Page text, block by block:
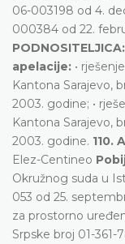
06-003198 od 4.
000384 od 22.
PODNOSITELJICA:
apelacije: •
Kantona Sarajevo,
2003. godine; •
Kantona Sarajevo,
2003. godine. 110.
Elez-Centineo
Okružnog suda u
053 od 25.
za prostorno
Srpske broj 01-